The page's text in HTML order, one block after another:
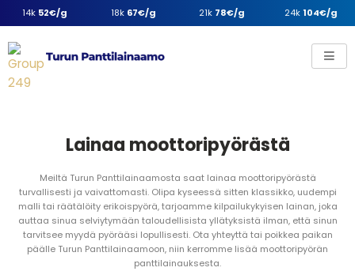
14k 52€/g 18k 67€/g 21k 78€/g 24k 104€/g
Lainaa moottoripyörästä
Meiltä Turun Panttilainaamosta saat lainaa moottoripyörästä
turvallisesti ja vaivattomasti. Olipa kyseessä sitten klassikko, uudempi
malli tai räätälöity erikoispyörä, tarjoamme kilpailukykyisen lainan, joka
auttaa sinua selviytymään taloudellisista yllätyksistä ilman, että sinun
tarvitsee myydä pyörääsi lopullisesti. Ota yhteyttä tai poikkea paikan
päälle Turun Panttilainaamoon, niin kerromme lisää moottoripyörän
panttilainauksesta.